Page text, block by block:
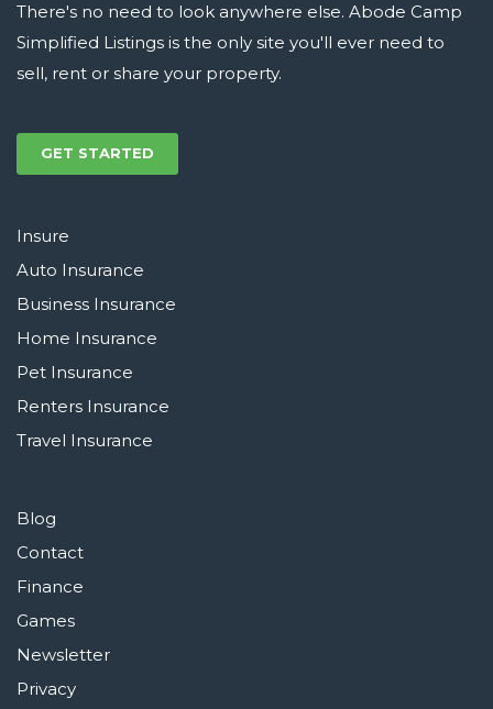
There's no need to look anywhere else. Abode Camp
Simplified Listings is the only site you'll ever need to
sell, rent or share your property.
GET STARTED
Insure
Auto Insurance
Business Insurance
Home Insurance
Pet Insurance
Renters Insurance
Travel Insurance
Blog
Contact
Finance
Games
Newsletter
Privacy